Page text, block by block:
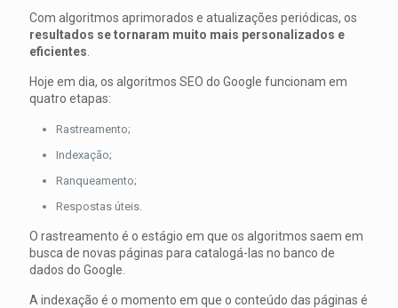
Com algoritmos aprimorados e atualizações periódicas, os
resultados se tornaram muito mais personalizados e
eficientes
Hoje em dia, os algoritmos SEO do Google funcionam em
quatro etapas:
Rastreamento;
Indexação;
Ranqueamento;
Respostas úteis.
O rastreamento é o estágio em que os algoritmos saem em
busca de novas páginas para catalogá-las no banco de
dados do Google.
A indexação é o momento em que o conteúdo das páginas é